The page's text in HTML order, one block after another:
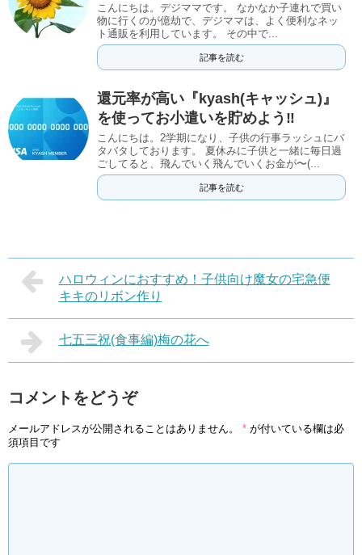
こんにちは。デジママです。 なかなか子連れで買い
物に行くのが億劫で、デジママは、よく便利なネッ
ト通販を利用しています。 その中で...
記事を読む
還元率が高い『kyash(キャッシュ)』
を使ってお小遣いを貯めよう‼︎
こんにちは。2学期になり、子供の行事ラッシュにバ
タバタしております。 夏休みに子供と一緒に毎日過
ごしてると、飛んでいく飛んでいくお金が〜(...
記事を読む
ハロウィンにおすすめ！子供向け魔女の宅急便
キキのリボン作り
七五三祝(食事編)梅の花へ
コメントをどうぞ
メールアドレスが公開されることはありません。 * が付いている欄は必
須項目です